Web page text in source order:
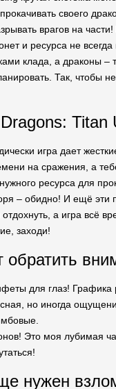
своего
врагов на
и ресурса не всегда
клада, а драконы –
Так, чтобы
Titan
игра дает
на сражения, а
ресурса для
– обидно! И ещё эти
а игра всё
заходи!
обратить
для глаз! Графика
но иногда
Это моя лубимая
нужен